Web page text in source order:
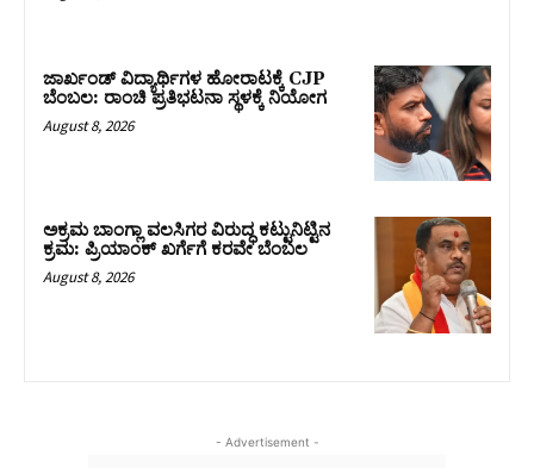
ಜಾರ್ಖಂಡ್‌ ವಿದ್ಯಾರ್ಥಿಗಳ ಹೋರಾಟಕ್ಕೆ CJP
ಬೆಂಬಲ: ರಾಂಚಿ ಪ್ರತಿಭಟನಾ ಸ್ಥಳಕ್ಕೆ ನಿಯೋಗ
August 8, 2026
ಅಕ್ರಮ ಬಾಂಗ್ಲಾ ವಲಸಿಗರ ವಿರುದ್ಧ ಕಟ್ಟುನಿಟ್ಟಿನ
ಕ್ರಮ: ಪ್ರಿಯಾಂಕ್ ಖರ್ಗೆಗೆ ಕರವೇ ಬೆಂಬಲ
August 8, 2026
- Advertisement -